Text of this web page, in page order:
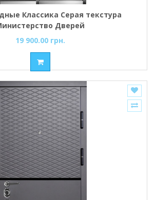
Классика Серая текстура
Дверей
19 900.00 грн.